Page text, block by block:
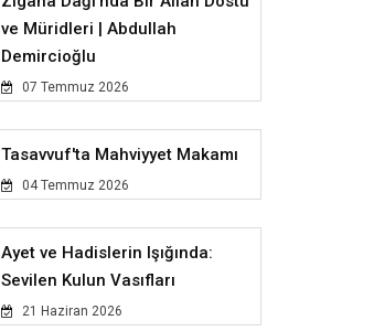
ve Müridleri | Abdullah
Demircioğlu
07 Temmuz 2026
Tasavvuf'ta Mahviyyet Makamı
04 Temmuz 2026
Ayet ve Hadislerin Işığında:
Sevilen Kulun Vasıfları
21 Haziran 2026